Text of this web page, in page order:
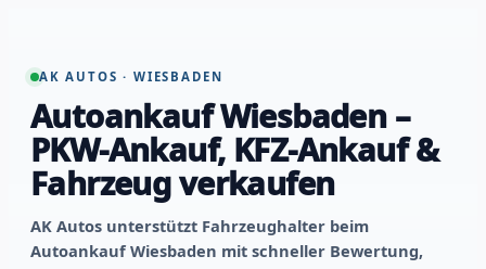
AK AUTOS · WIESBADEN
Autoankauf Wiesbaden –
PKW-Ankauf, KFZ-Ankauf &
Fahrzeug verkaufen
AK Autos unterstützt Fahrzeughalter beim
Autoankauf Wiesbaden mit schneller Bewertung,